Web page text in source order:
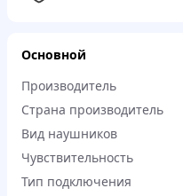
Основной
Производитель
Страна производитель
Вид наушников
Чувствительность
Тип подключения